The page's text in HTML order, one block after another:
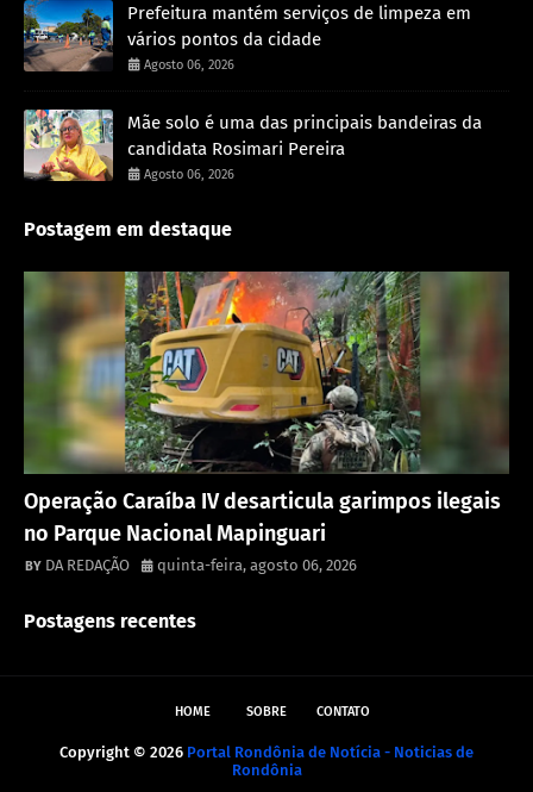
Prefeitura mantém serviços de limpeza em
vários pontos da cidade
Agosto 06, 2026
Mãe solo é uma das principais bandeiras da
candidata Rosimari Pereira
Agosto 06, 2026
Postagem em destaque
Operação Caraíba IV desarticula garimpos ilegais
no Parque Nacional Mapinguari
DA REDAÇÃO quinta-feira, agosto 06, 2026
Postagens recentes
HOME SOBRE CONTATO
Copyright © 2026 Portal Rondônia de Notícia - Noticias de
Rondônia